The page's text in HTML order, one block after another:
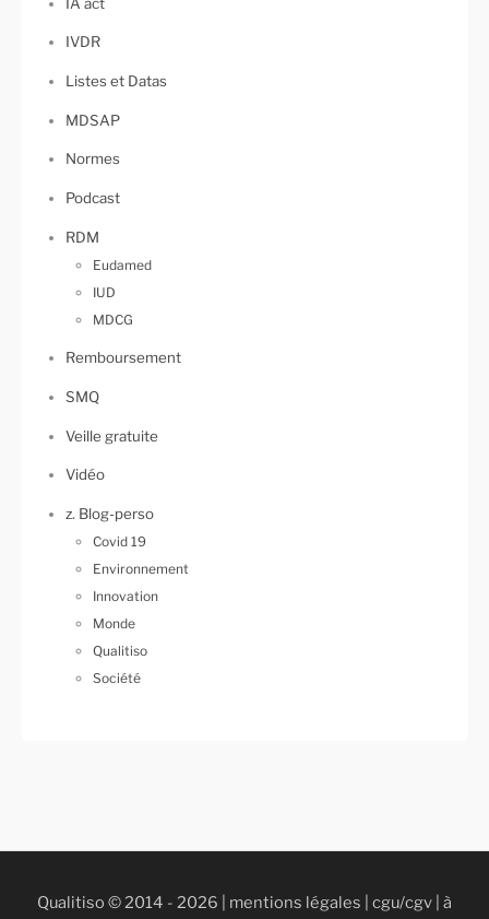
IVDR
Listes et Datas
MDSAP
Normes
Podcast
RDM
Eudamed
IUD
MDCG
Remboursement
SMQ
Veille gratuite
Vidéo
z. Blog-perso
Covid 19
Environnement
Innovation
Monde
Qualitiso
Société
Qualitiso © 2014 - 2026 | mentions légales cgu/cgv à